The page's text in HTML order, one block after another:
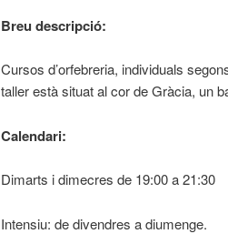
Breu descripció:
Cursos d’orfebreria, individuals
taller està situat al cor de Gràcia, un
Calendari:
Dimarts i dimecres de 19:00 a 21:30
Intensiu: de divendres a diumenge.